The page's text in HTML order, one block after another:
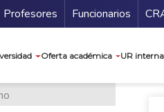
Profesores Funcionarios
Oferta académica UR